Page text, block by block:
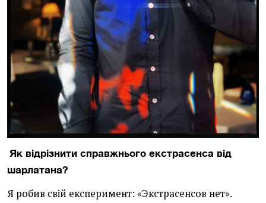
Як відрізнити справжнього екстрасенса від
шарлатана?
Я робив свій експеримент: «Экстрасенсов нет».